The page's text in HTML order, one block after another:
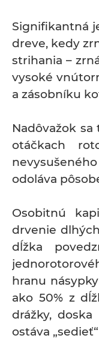
Signifikantná
dreve, kedy
strihania –
vysoké
a zásobníku
Nadôvažok
otáčkach
odoláva
Osobitnú
drvenie
dĺžka
hranu
ako 50% z
drážky,
ostáva